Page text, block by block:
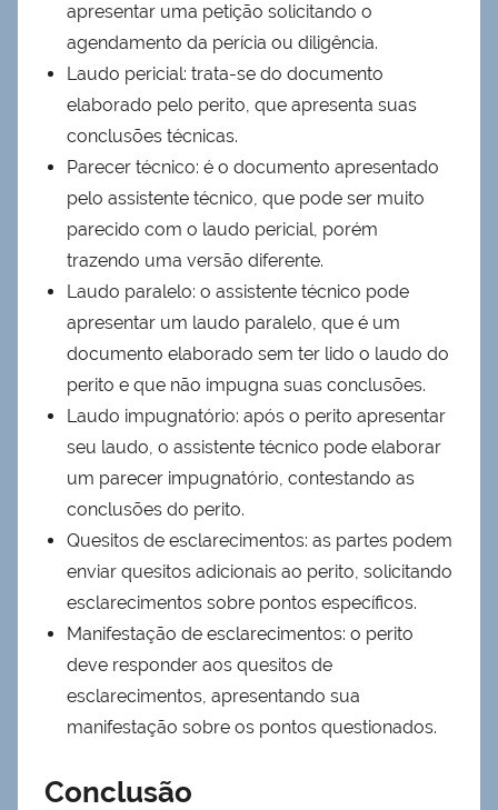
apresentar uma petição solicitando o
agendamento da perícia ou diligência.
Laudo pericial: trata-se do documento
elaborado pelo perito, que apresenta suas
conclusões técnicas.
Parecer técnico: é o documento apresentado
pelo assistente técnico, que pode ser muito
parecido com o laudo pericial, porém
trazendo uma versão diferente.
Laudo paralelo: o assistente técnico pode
apresentar um laudo paralelo, que é um
documento elaborado sem ter lido o laudo do
perito e que não impugna suas conclusões.
Laudo impugnatório: após o perito apresentar
seu laudo, o assistente técnico pode elaborar
um parecer impugnatório, contestando as
conclusões do perito.
Quesitos de esclarecimentos: as partes podem
enviar quesitos adicionais ao perito, solicitando
esclarecimentos sobre pontos específicos.
Manifestação de esclarecimentos: o perito
deve responder aos quesitos de
esclarecimentos, apresentando sua
manifestação sobre os pontos questionados.
Conclusão